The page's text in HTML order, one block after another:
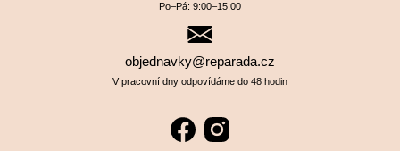
Po–⁠⁠⁠⁠⁠⁠Pá: 9:00–⁠⁠⁠⁠⁠⁠15:00
objednavky@reparada.cz
V pracovní dny odpovídáme do 48 hodin